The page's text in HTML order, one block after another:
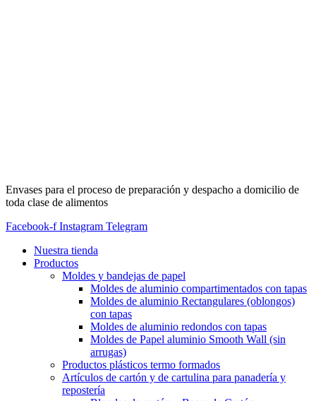
Envases para el proceso de preparación y despacho a domicilio de
toda clase de alimentos
Facebook-f Instagram Telegram
Nuestra tienda
Productos
Moldes y bandejas de papel
Moldes de aluminio compartimentados con tapas
Moldes de aluminio Rectangulares (oblongos)
con tapas
Moldes de aluminio redondos con tapas
Moldes de Papel aluminio Smooth Wall (sin
arrugas)
Productos plásticos termo formados
Artículos de cartón y de cartulina para panadería y
repostería